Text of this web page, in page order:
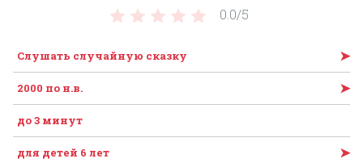
0.0/5
Слушать случайную сказку ➤
2000 по н.в. ➤
до 3 минут
для детей 6 лет ➤